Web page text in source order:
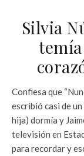
Silvia
Confiesa que
escribió casi de
hija) dormía y
televisión en
para recordar y